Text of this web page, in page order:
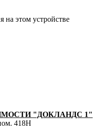
на этом устройстве
"ДОКЛАНДС 1"
418Н